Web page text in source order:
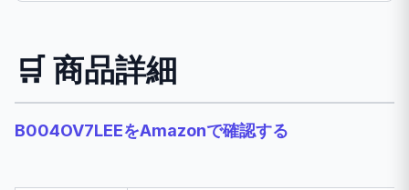
🛒 商品詳細
B004OV7LEEをAmazonで確認する